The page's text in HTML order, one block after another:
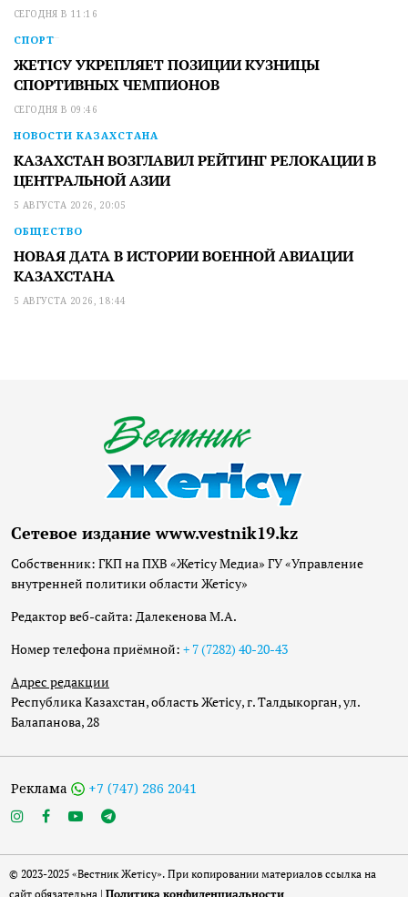
СЕГОДНЯ В 11:16
СПОРТ
ЖЕТІСУ УКРЕПЛЯЕТ ПОЗИЦИИ КУЗНИЦЫ
СПОРТИВНЫХ ЧЕМПИОНОВ
СЕГОДНЯ В 09:46
НОВОСТИ КАЗАХСТАНА
КАЗАХСТАН ВОЗГЛАВИЛ РЕЙТИНГ РЕЛОКАЦИИ В
ЦЕНТРАЛЬНОЙ АЗИИ
5 АВГУСТА 2026, 20:05
ОБЩЕСТВО
НОВАЯ ДАТА В ИСТОРИИ ВОЕННОЙ АВИАЦИИ
КАЗАХСТАНА
5 АВГУСТА 2026, 18:44
Сетевое издание www.vestnik19.kz
Собственник: ГКП на ПХВ «Жетісу Медиа» ГУ «Управление
внутренней политики области Жетісу»
Редактор веб-сайта: Далекенова М.А.
Номер телефона приёмной: + 7 (7282) 40-20-43
Адрес редакции
Республика Казахстан, область Жетісу, г. Талдыкорган, ул.
Балапанова, 28
Реклама +7 (747) 286 2041
© 2023-2025 «Вестник Жетісу». При копировании материалов ссылка на
сайт обязательна | Политика конфиденциальности